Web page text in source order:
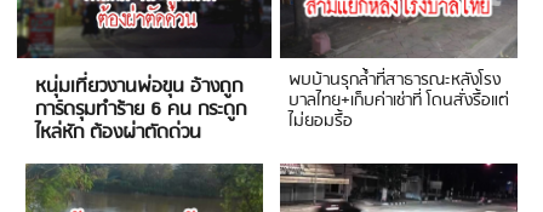
หนุ่มเที่ยวงานพ่อขุน อ้างถูก
การ์ดรุมทำร้าย 6 คน กระดูก
ไหล่หัก ต้องผ่าตัดด่วน
พบบ้านรุกล้ำที่สาธารณะหลังโรง
บาลไทย+เก็บค่าเช่าที่ โดนสั่งรื้อแต่
ไม่ยอมรื้อ